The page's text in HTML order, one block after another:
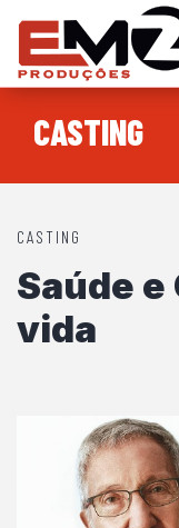
CASTING
CASTING
Saúde e
vida